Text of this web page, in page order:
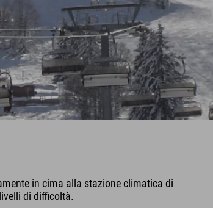
in cima alla stazione climatica di
di difficoltà.